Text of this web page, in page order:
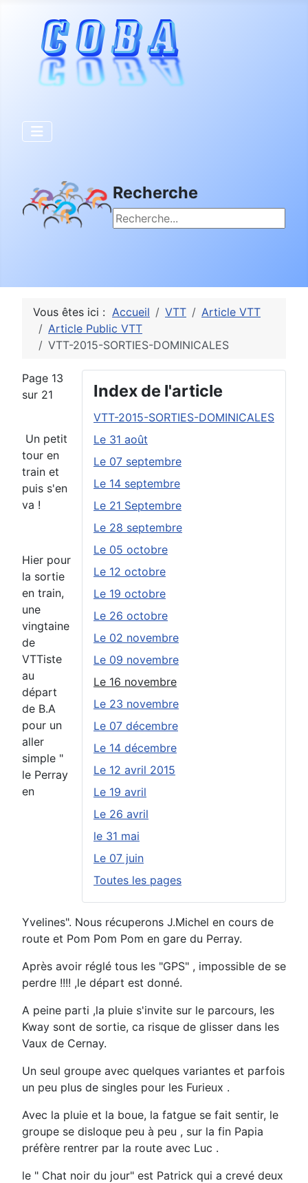
Recherche
Rechercher
Vous êtes ici : Accueil VTT
Article VTT
Article Public VTT
VTT-2015-SORTIES-DOMINICALES
Index de l'article
VTT-2015-SORTIES-DOMINICALES
Le 31 août
Le 07 septembre
Le 14 septembre
Le 21 Septembre
Le 28 septembre
Le 05 octobre
Le 12 octobre
Le 19 octobre
Le 26 octobre
Le 02 novembre
Le 09 novembre
Le 16 novembre
Le 23 novembre
Le 07 décembre
Le 14 décembre
Le 12 avril 2015
Le 19 avril
Le 26 avril
le 31 mai
Le 07 juin
Toutes les pages
Page 13
sur 21
Un petit
tour en
train et
puis s'en
va !
Hier pour
la sortie
en train,
une
vingtaine
de
VTTiste
au
départ
de B.A
pour un
aller
simple "
le Perray
en
Yvelines". Nous récuperons J.Michel en cours de
route et Pom Pom Pom en gare du Perray.
Après avoir réglé tous les "GPS" , impossible de se
perdre !!!! ,le départ est donné.
A peine parti ,la pluie s'invite sur le parcours, les
Kway sont de sortie, ca risque de glisser dans les
Vaux de Cernay.
Un seul groupe avec quelques variantes et parfois
un peu plus de singles pour les Furieux .
Avec la pluie et la boue, la fatgue se fait sentir, le
groupe se disloque peu à peu , sur la fin Papia
préfère rentrer par la route avec Luc .
le " Chat noir du jour" est Patrick qui a crevé deux